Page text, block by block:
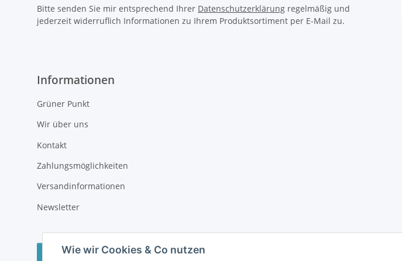
Wie wir Cookies & Co nutzen
Bitte senden Sie mir entsprechend Ihrer Datenschutzerklärung regelmäßig und
jederzeit widerruflich Informationen zu Ihrem Produktsortiment per E-Mail zu.
Informationen
Grüner Punkt
Wir über uns
Kontakt
Zahlungsmöglichkeiten
Versandinformationen
Newsletter
Vertrag widerrufen